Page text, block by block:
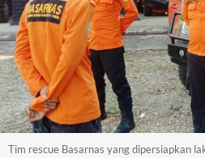
Tim rescue Basarnas yang dipersiapkan